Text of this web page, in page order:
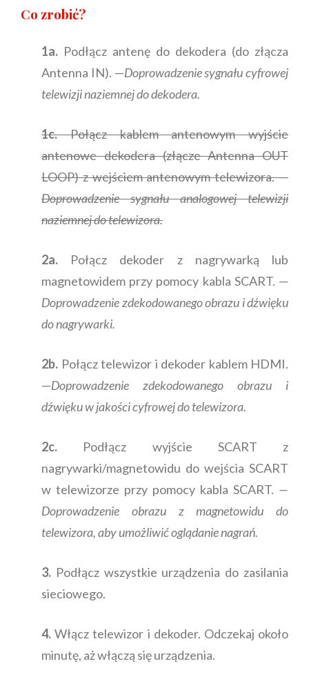
Co zrobić?
1a. Podłącz antenę do dekodera (do złącza
Antenna IN). —Doprowadzenie sygnału cyfrowej
telewizji naziemnej do dekodera.
1c.Połącz kablem antenowym wyjście
antenowe dekodera (złącze Antenna OUT
LOOP) z wejściem antenowym telewizora. —
Doprowadzenie sygnału analogowej telewizji
naziemnej do telewizora.
2a. Połącz dekoder z nagrywarką lub
magnetowidem przy pomocy kabla SCART. —
Doprowadzenie zdekodowanego obrazu i dźwięku
do nagrywarki.
2b. Połącz telewizor i dekoder kablem HDMI.
—Doprowadzenie zdekodowanego obrazu i
dźwięku w jakości cyfrowej do telewizora.
2c. Podłącz wyjście SCART z
nagrywarki/magnetowidu do wejścia SCART
w telewizorze przy pomocy kabla SCART. —
Doprowadzenie obrazu z magnetowidu do
telewizora, aby umożliwić oglądanie nagrań.
3. Podłącz wszystkie urządzenia do zasilania
sieciowego.
4.Włącz telewizor i dekoder. Odczekaj około
minutę, aż włączą się urządzenia.